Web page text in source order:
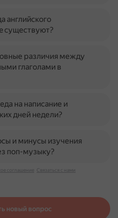
английского
существуют?
различия между
глаголами в
на написание и
дней недели?
и минусы изучения
поп-музыку?
соглашение Связаться с нами
новый вопрос